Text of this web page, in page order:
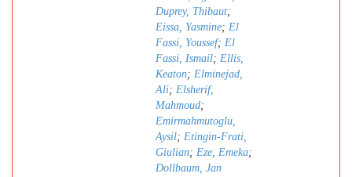
Duprey, Thibaut;
Eissa, Yasmine; El
Fassi, Youssef; El
Fassi, Ismail; Ellis,
Keaton; Elminejad,
Ali; Elsherif,
Mahmoud;
Emirmahmutoglu,
Aysil; Etingin-Frati,
Giulian; Eze, Emeka;
Dollbaum, Jan